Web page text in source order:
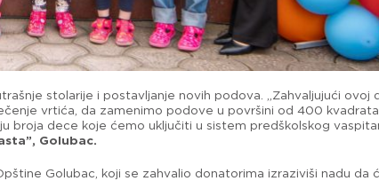
stolarije i postavljanje novih podova. „Zahvaljujući ovoj
vrtića, da zamenimo podove u površini od 400
broja dece koje ćemo uključiti u sistem predškolskog
Golubac.
Golubac, koji se zahvalio donatorima izraziviši nadu da